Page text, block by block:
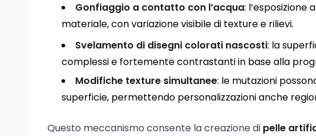
Gonfiaggio a contatto con l’acqua: l’esposizione
materiale, con variazione visibile di texture e rilievi.
Svelamento di disegni colorati nascosti: la
complessi e fortemente contrastanti in base alla
Modifiche texture simultanee: le mutazioni
superficie, permettendo personalizzazioni anche
Questo meccanismo consente la creazione di pelle